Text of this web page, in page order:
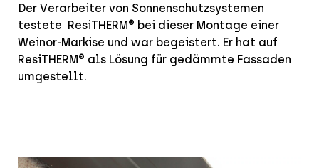
Der Verarbeiter von Sonnenschutzsystemen
testete ResiTHERM® bei dieser Montage einer
Weinor-Markise und war begeistert. Er hat auf
ResiTHERM® als Lösung für gedämmte Fassaden
umgestellt.